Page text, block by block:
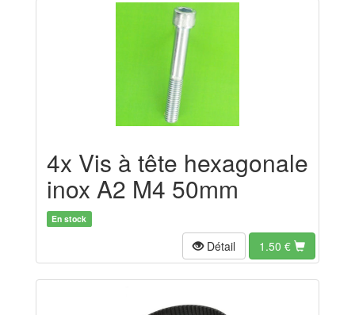
4x Vis à tête hexagonale
inox A2 M4 50mm
En stock
Détail 1.50 €